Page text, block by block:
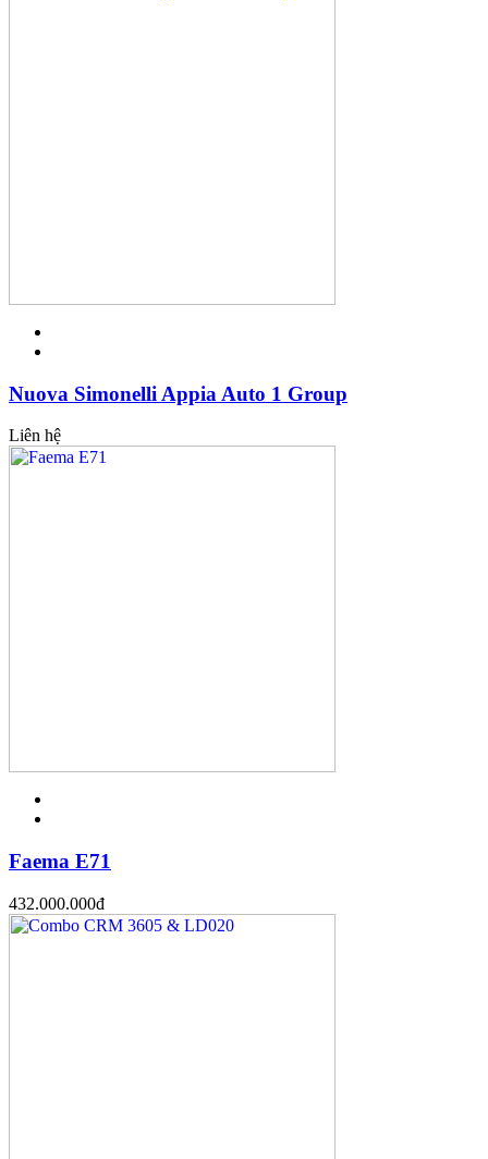
Nuova Simonelli Appia Auto 1 Group
Liên hệ
Faema E71
432.000.000đ